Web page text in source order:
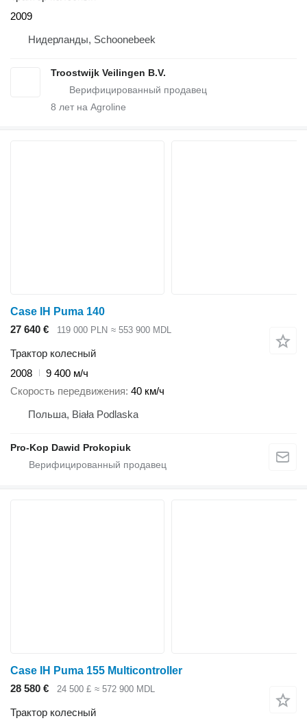
2009
Нидерланды, Schoonebeek
Troostwijk Veilingen B.V.
8 лет на Agroline
Case IH Puma 140
27 640 €
119 000 PLN ≈ 553 900 MDL
Трактор колесный
2008
9 400 м/ч
Скорость передвижения 40 км/ч
Польша, Biała Podlaska
Pro-Kop Dawid Prokopiuk
Case IH Puma 155 Multicontroller
28 580 €
24 500 £ ≈ 572 900 MDL
Трактор колесный